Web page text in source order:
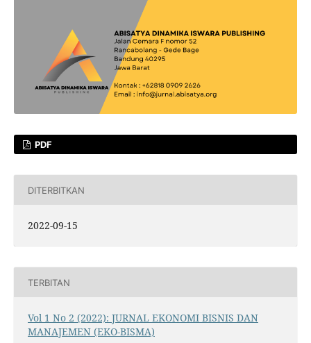
PDF
DITERBITKAN
2022-09-15
TERBITAN
Vol 1 No 2 (2022): JURNAL EKONOMI BISNIS DAN
MANAJEMEN (EKO-BISMA)